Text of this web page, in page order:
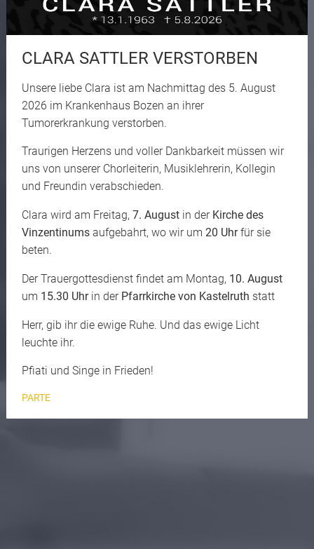
CLARA SATTLER VERSTORBEN
Unsere liebe Clara ist am Nachmittag des 5. August
2026 im Krankenhaus Bozen an ihrer
Tumorerkrankung verstorben.
Traurigen Herzens und voller Dankbarkeit müssen wir
uns von unserer Chorleiterin, Musiklehrerin, Kollegin
und Freundin verabschieden.
Clara wird am Freitag, 7. Augustin der Kirche des
Vinzentinumsaufgebahrt, wo wir um 20 Uhrfür sie
beten.
Der Trauergottesdienst findet am Montag, 10. August
um 15.30 Uhrin der Pfarrkirche von Kastelruth statt
Herr, gib ihr die ewige Ruhe. Und das ewige Licht
leuchte ihr.
Pfiati und Singe in Frieden!
PARTE